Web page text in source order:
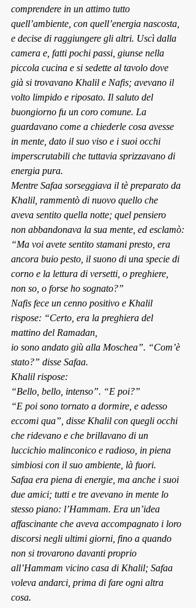
comprendere in un attimo tutto
quell’ambiente, con quell’energia nascosta,
e decise di raggiungere gli altri. Uscì dalla
camera e, fatti pochi passi, giunse nella
piccola cucina e si sedette al tavolo dove
già si trovavano Khalil e Nafis; avevano il
volto limpido e riposato. Il saluto del
buongiorno fu un coro comune. La
guardavano come a chiederle cosa avesse
in mente, dato il suo viso e i suoi occhi
imperscrutabili che tuttavia sprizzavano di
energia pura.
Mentre Safaa sorseggiava il tè preparato da
Khalil, rammentò di nuovo quello che
aveva sentito quella notte; quel pensiero
non abbandonava la sua mente, ed esclamò:
“Ma voi avete sentito stamani presto, era
ancora buio pesto, il suono di una specie di
corno e la lettura di versetti, o preghiere,
non so, o forse ho sognato?”
Nafis fece un cenno positivo e Khalil
rispose: “Certo, era la preghiera del
mattino del Ramadan,
io sono andato giù alla Moschea”. “Com’è
stato?” disse Safaa.
Khalil rispose:
“Bello, bello, intenso”. “E poi?”
“E poi sono tornato a dormire, e adesso
eccomi qua”, disse Khalil con quegli occhi
che ridevano e che brillavano di un
luccichio malinconico e radioso, in piena
simbiosi con il suo ambiente, là fuori.
Safaa era piena di energie, ma anche i suoi
due amici; tutti e tre avevano in mente lo
stesso piano: l’Hammam. Era un’idea
affascinante che aveva accompagnato i loro
discorsi negli ultimi giorni, fino a quando
non si trovarono davanti proprio
all’Hammam vicino casa di Khalil; Safaa
voleva andarci, prima di fare ogni altra
cosa.